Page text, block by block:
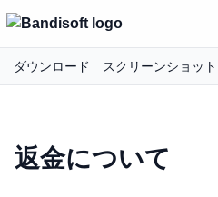
ダウンロード スクリーンショット
返金について